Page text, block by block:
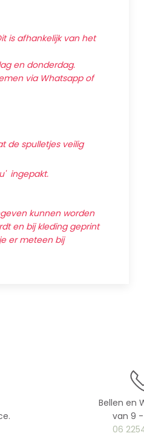
is afhankelijk van het
en donderdag.
via Whatsapp of
de spulletjes veilig
ingepakt.
kunnen worden
en bij kleding geprint
er meteen bij
Bellen en
van 9 -
06